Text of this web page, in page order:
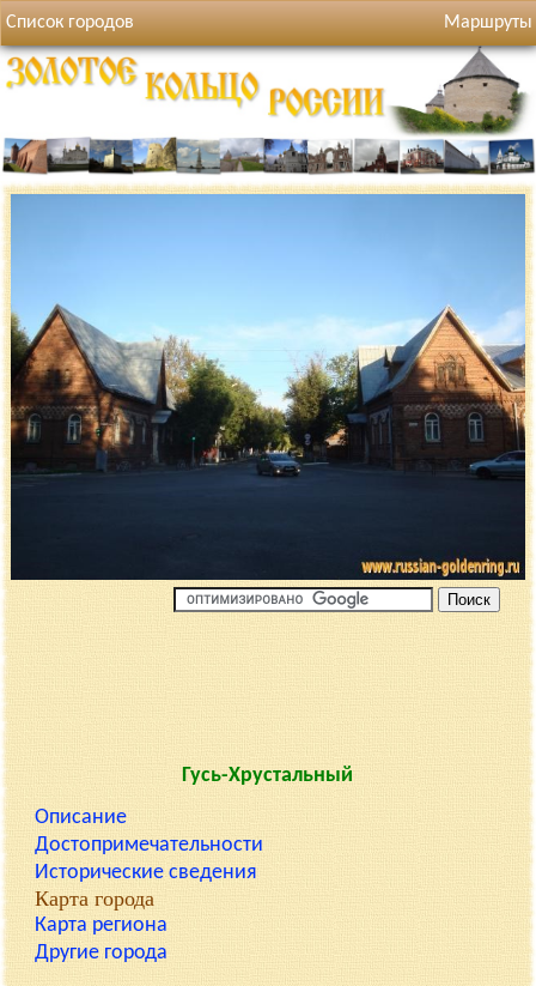
Список городов Маршруты
Гусь-Хрустальный
Описание
Достопримечательности
Исторические сведения
Карта города
Карта региона
Другие города